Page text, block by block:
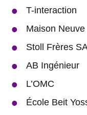
T-interaction
Maison Neuve
Stoll Frères
AB Ingénieur
L’OMC
École Beit